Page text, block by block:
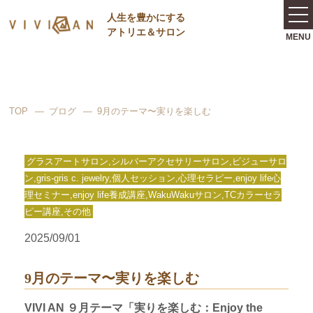
⼈⽣を豊かにする
アトリエ＆サロン
TOP ブログ 9月のテーマ〜実りを楽しむ
グラスアートサロン,シルバーアクセサリーサロン,ビジューサロ
ン,gris-gris c. jewelry,個人セッション,心理セラピー,enjoy life心
理セミナー,enjoy life養成講座,WakuWakuサロン,TCカラーセラ
ピー講座,その他
2025/09/01
9月のテーマ〜実りを楽しむ
VIVI AN ９月テーマ「実りを楽しむ：Enjoy the